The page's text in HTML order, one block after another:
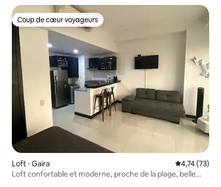
Coup de cœur voyageurs
Coup de cœur voyageurs
Loft ⋅ Gaira Évaluation
4,74 (73)
Loft confortable et moderne, proche de la plage, belle